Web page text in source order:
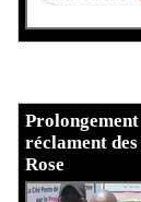
réclament
Rose